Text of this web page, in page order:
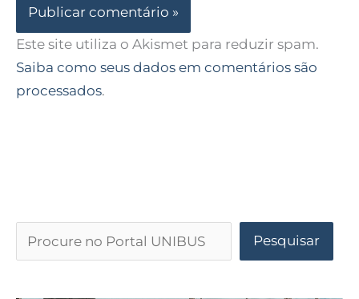
Este site utiliza o Akismet para reduzir spam.
Saiba como seus dados em comentários são
processados.
Pesquisar